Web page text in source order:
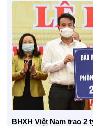
BHXH Việt Nam trao 2